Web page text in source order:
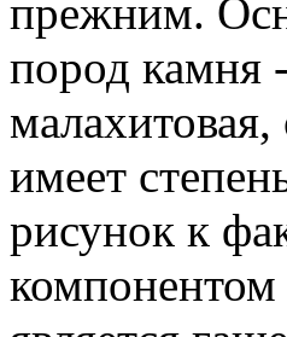
прежним.
пород камня
имеет
рисунок к